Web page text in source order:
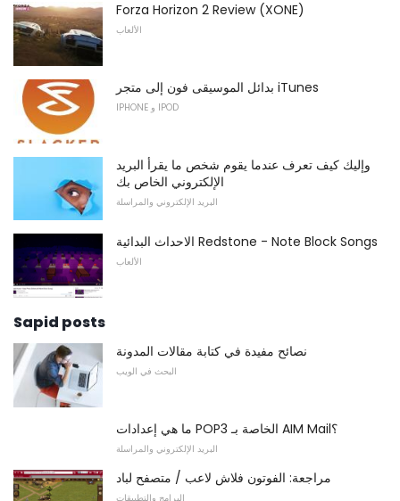
Forza Horizon 2 Review (XONE)
الألعاب
بدائل الموسيقى فون إلى متجر iTunes
IPHONE و IPOD
وإليك كيف تعرف عندما يقوم شخص ما يقرأ البريد
الإلكتروني الخاص بك
البريد الإلكتروني والمراسلة
الاحداث البدائية Redstone - Note Block Songs
الألعاب
Sapid posts
نصائح مفيدة في كتابة مقالات المدونة
البحث في الويب
ما هي إعدادات POP3 الخاصة بـ AIM Mail؟
البريد الإلكتروني والمراسلة
مراجعة: الفوتون فلاش لاعب / متصفح لباد
البرامج والتطبيقات